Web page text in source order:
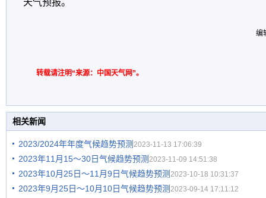
天气预报。
编
转载请注明“来源：中国天气网”。
相关新闻
2023/2024年年度气候趋势预测 2023-11-13 17:06:39
2023年11月15～30日气候趋势预测 2023-11-09 14:51:38
2023年10月25日～11月9日气候趋势预测 2023-10-18 10:31:37
2023年9月25日～10月10日气候趋势预测 2023-09-14 17:11:12